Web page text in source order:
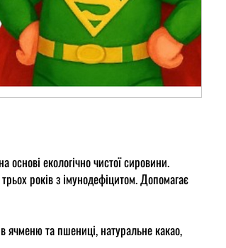
екологічно чистої сировини.
років з імунодефіцитом. Допомагає
ячменю та пшениці, натуральне какао,